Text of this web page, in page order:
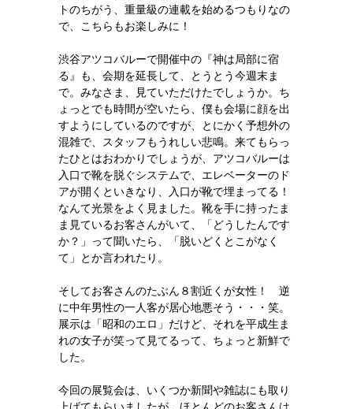
トのちがう、重量級の連載を始めるつもりなの
で、こちらもお楽しみに！
渋谷アツコバルーで開催中の『神は局部に宿
る』も、会期を延長して、とうとう今週末ま
で。みなさま、見ていただけたでしょうか。ち
ょっとでも時間が空いたら、僕も会場に顔を出
すようにしているのですが、とにかく予想外の
混雑で、スタッフもうれしい悲鳴。来てもらっ
たひとはおわかりでしょうが、アツコバルーは
入口で靴を脱ぐシステムで、エレベーターのド
アが開くといきなり、入口が靴で埋まってる！
なんて光景をよく見ました。靴を手に持ったま
ま見ているお客さんがいて、「どうしたんです
か？」って聞いたら、「脱いどくとこがなく
て」とか言われたり。
そしてお客さんのたぶん８割近くが女性！ 逆
に中年男性の一人客が居心地悪そう・・・笑。
展示は「昭和のエロ」だけど、それを平成生ま
れの女子が笑って見てるって、ちょっと新鮮で
した。
今回の展覧会は、いくつか新聞や雑誌にも取り